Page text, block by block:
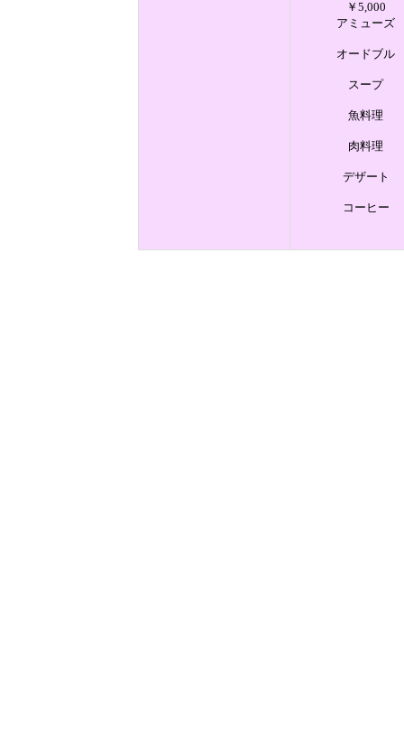
￥5,000
アミューズ
オードブル
スープ
魚料理
肉料理
デザート
コーヒー